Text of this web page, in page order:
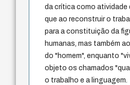
da crítica como
que ao reconstruir o
para a constituição da
humanas, mas também
do "homem", enquanto
objeto os chamados
o trabalho e a linguagem.